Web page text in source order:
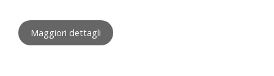
Maggiori dettagli